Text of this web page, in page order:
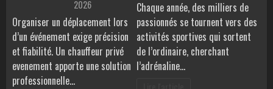
2026
Organiser un déplacement lors
d’un événement exige précision
et fiabilité. Un chauffeur privé
evenement apporte une solution
professionnelle…
Chaque année, des milliers de
passionnés se tournent vers des
activités sportives qui sortent
de l’ordinaire, cherchant
l’adrénaline…